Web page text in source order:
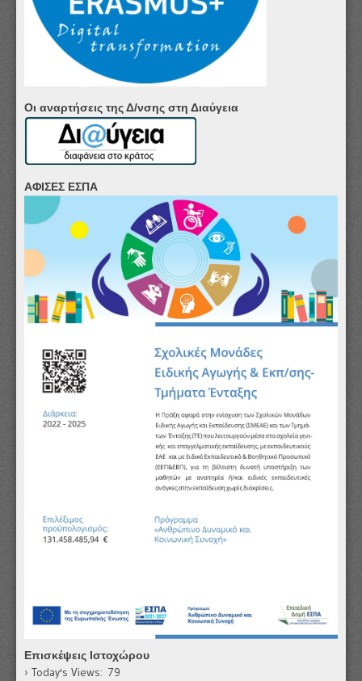
Οι αναρτήσεις της Δ/νσης στη Διαύγεια
ΑΦΙΣΕΣ ΕΣΠΑ
Επισκέψεις Ιστοχώρου
Today's Views: 79